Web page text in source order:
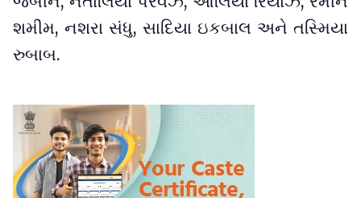
શમીમ, નશરા સંધુ, સાદિયા ઇકબાલ અને તસ્મિયા
રુબાબ.